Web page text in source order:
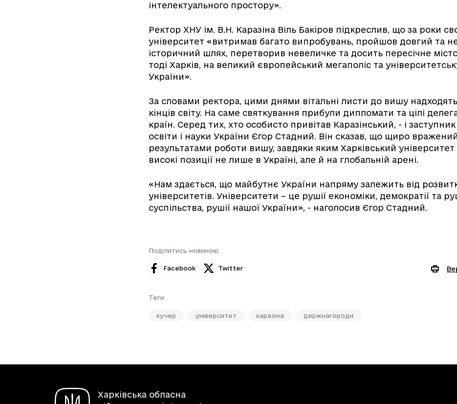
інтелектуального простору».
Ректор ХНУ ім. В.Н. Каразіна Віль Бакіров підкреслив, що за роки
університет «витримав багато випробувань, пройшов довгий та
історичний шлях, перетворив невеличке та досить пересічне
тоді Харків, на великий європейський мегаполіс та
України».
За словами ректора, цими днями вітальні листи до вишу надходять
кінців світу. На саме святкування прибули дипломати та цілі
країн. Серед тих, хто особисто привітав Каразінський, - і
освіти і науки України Єгор Стадний. Він сказав, що щиро вражений
результатами роботи вишу, завдяки яким Харківський
високі позиції не лише в Україні, але й на глобальній арені.
«Нам здається, що майбутнє України напряму залежить від
університетів. Університети – це рушії економіки, демократії та
суспільства, рушії нашої України», - наголосив Єгор Стадний.
Поділитись новиною:
Facebook Twitter
Теги
кучер університет каразіна держнагороди
Харківська обласна